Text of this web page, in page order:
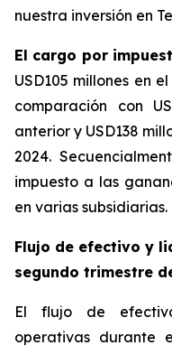
nuestra inversión en
El cargo por
USD105 millones en
comparación con
anterior y USD138
2024.
impuesto a las
en varias subsidiarias.
Flujo de efectivo y
segundo trimestre
El flujo de
operativas durante